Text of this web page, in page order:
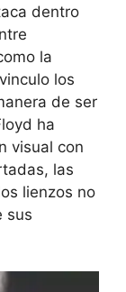
dentro
la
los
de ser
ha
visual con
las
lienzos no
sus